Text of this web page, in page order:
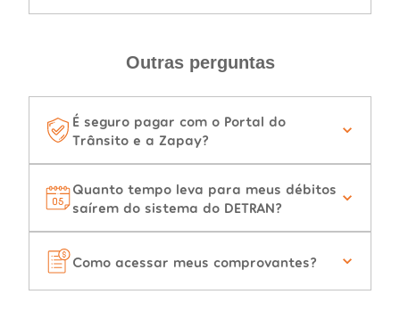
Outras perguntas
É seguro pagar com o Portal do
Trânsito e a Zapay?
Quanto tempo leva para meus débitos
saírem do sistema do DETRAN?
Como acessar meus comprovantes?